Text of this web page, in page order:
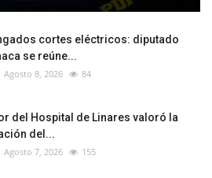
cortes eléctricos: diputado
se reúne...
Agosto 8, 2026 84
del Hospital de Linares valoró la
del...
Agosto 7, 2026 155